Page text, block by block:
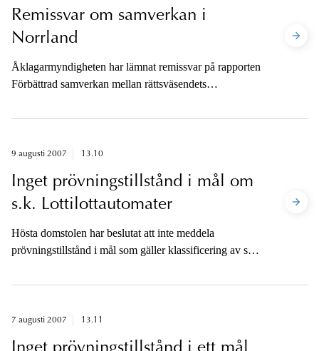
Remissvar om samverkan i
Norrland
Åklagarmyndigheten har lämnat remissvar på rapporten
Förbättrad samverkan mellan rättsväsendets
9 augusti 2007 13.10
Inget prövningstillstånd i mål om
s.k. Lottilottautomater
Hösta domstolen har beslutat att inte meddela
prövningstillstånd i mål som gäller klassificering av s.k.
7 augusti 2007 13.11